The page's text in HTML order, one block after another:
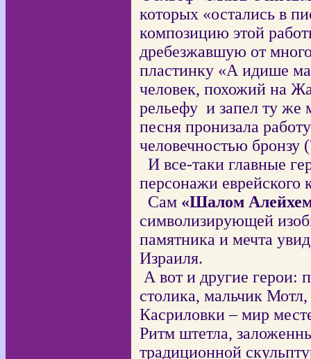
которых «остались в
композицию этой
дребезжавшую от
пластинку «А идише
человек, похожий на
рельефу и запел ту же
песня пронизала
человечностью бронзу
И все-таки главные
персонажи еврейского
Сам «Шалом
символизирующей
памятника и мечта
Израиля.
А вот и другие герои:
столика, мальчик
Касриловки – мир
Ритм штетла,
традиционной